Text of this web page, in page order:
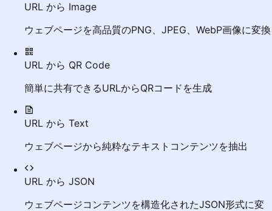
URL から Image
ウェブページを高品質のPNG、JPEG、WebP画像に変換
URL から QR Code
簡単に共有できるURLからQRコードを生成
URL から Text
ウェブページから純粋なテキストコンテンツを抽出
URL から JSON
ウェブページコンテンツを構造化されたJSON形式に変